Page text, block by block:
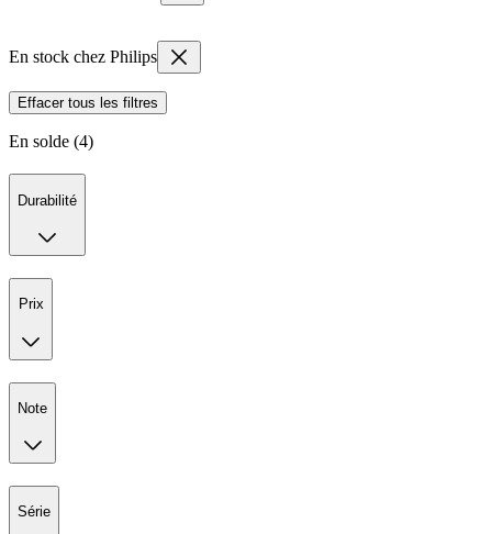
En stock chez Philips
Effacer tous les filtres
En solde (4)
Durabilité
Prix
Note
Série